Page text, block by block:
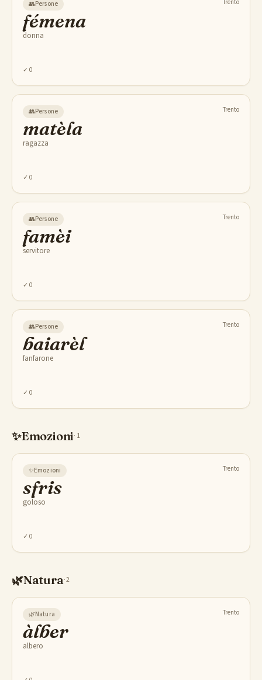
👥Persone Trento
fémena
donna
✓ 0
👥Persone Trento
matèla
ragazza
✓ 0
👥Persone Trento
famèi
servitore
✓ 0
👥Persone Trento
baiarèl
fanfarone
✓ 0
✨Emozioni· 1
✨Emozioni Trento
sfris
goloso
✓ 0
🌿Natura·2
🌿Natura Trento
àlber
albero